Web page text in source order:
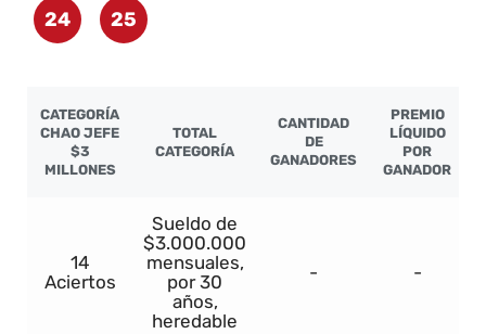
24 25
CATEGORÍA
CHAO JEFE
$3
MILLONES
TOTAL
CATEGORÍA
CANTIDAD
DE
GANADORES
PREMIO
LÍQUIDO
POR
GANADOR
14
Aciertos
Sueldo de
$3.000.000
mensuales,
por 30
años,
heredable
- -